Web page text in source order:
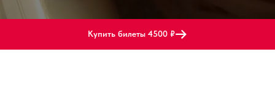
Купить билеты 4500 ₽